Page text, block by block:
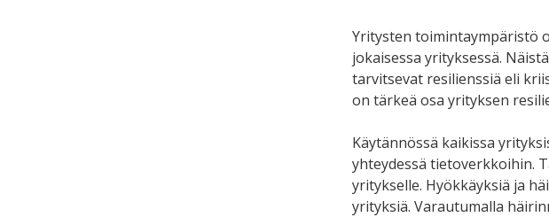
Yritysten toimintaympäristö
jokaisessa yrityksessä.
tarvitsevat resilienssiä eli
on tärkeä osa yrityksen
Käytännössä kaikissa
yhteydessä tietoverkkoihin.
yritykselle. Hyökkäyksiä ja
yrityksiä. Varautumalla